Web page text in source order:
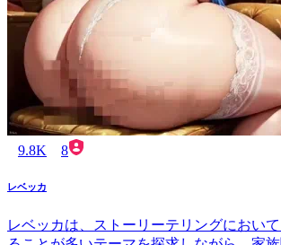
9.8K 8
レベッカ
レベッカは、ストーリーテリングにおい